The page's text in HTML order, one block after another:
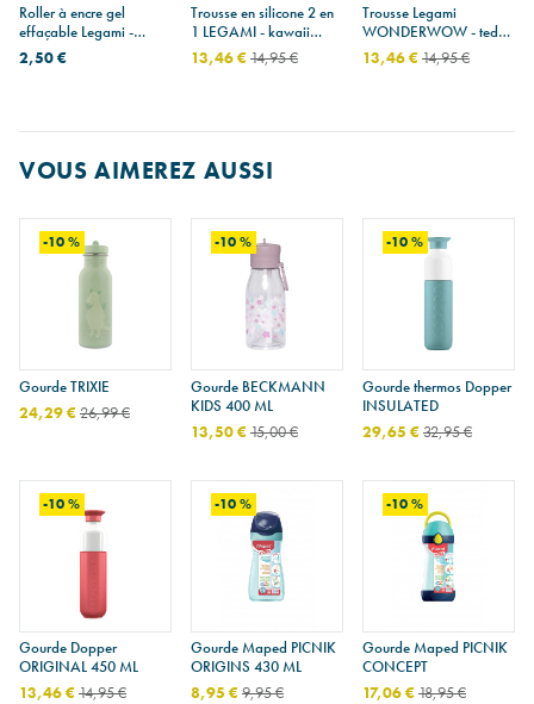
Roller à encre gel
effaçable Legami -
ladybug « Get Lucky» -
coccinelle
2,50 €
Trousse en silicone 2 en
1 LEGAMI - kawaii
golden - golden retriever
13,46 €14,95 €
Trousse Legami
WONDERWOW - teddy
bear
13,46 €14,95 €
VOUS AIMEREZ AUSSI
-10 %
Gourde TRIXIE
24,29 €26,99 €
-10 %
Gourde BECKMANN
KIDS 400 ML
13,50 €15,00 €
-10 %
Gourde thermos Dopper
INSULATED
29,65 €32,95 €
-10 %
Gourde Dopper
ORIGINAL 450 ML
13,46 €14,95 €
-10 %
Gourde Maped PICNIK
ORIGINS 430 ML
8,95 €9,95 €
-10 %
Gourde Maped PICNIK
CONCEPT
17,06 €18,95 €